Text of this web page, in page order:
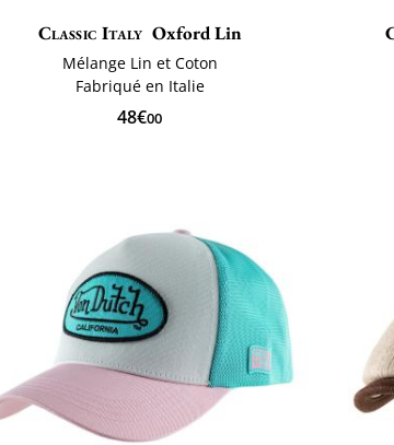
Classic Italy Oxford Lin
Mélange Lin et Coton
Fabriqué en Italie
48€00